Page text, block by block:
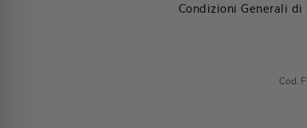
Condizioni Generali di
Cod.